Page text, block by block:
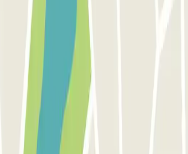
newsletter y entérate
sorteos y otras muchas